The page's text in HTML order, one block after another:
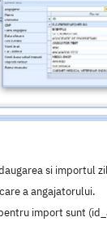
si importul
a angajatorului.
import sunt